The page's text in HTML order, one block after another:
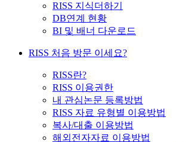
RISS 지식더하기
DB연계 현황
BI 및 배너 다운로드
RISS 처음 방문 이세요?
RISS란?
RISS 이용권한
내 관심논문 등록방법
RISS 자료 유형별 이용방법
복사/대출 이용방법
해외전자자료 이용방법